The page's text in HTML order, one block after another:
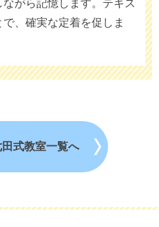
がら記憶します。テキス
、確実な定着を促しま
式教室一覧へ